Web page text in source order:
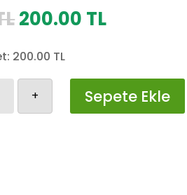
Orijinal
350.00 TL.
200.00 TLŞu
200.00 TL.
200.00 TL
+ Sepete Ekle